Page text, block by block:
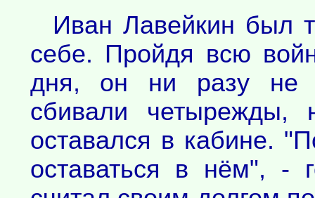
Иван Лавейкин был
себе. Пройдя всю
дня, он ни разу не
сбивали четырежды,
оставался в кабине.
оставаться в нём", -